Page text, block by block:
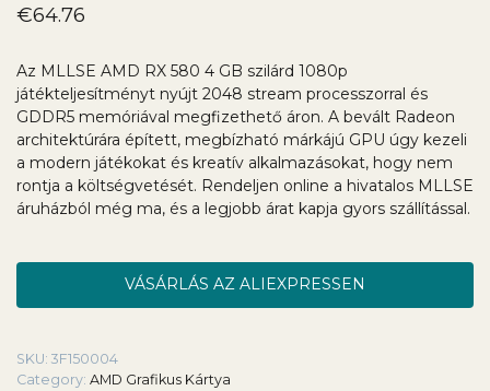
€64.76
Az MLLSE AMD RX 580 4 GB szilárd 1080p
játékteljesítményt nyújt 2048 stream processzorral és
GDDR5 memóriával megfizethető áron. A bevált Radeon
architektúrára épített, megbízható márkájú GPU úgy kezeli
a modern játékokat és kreatív alkalmazásokat, hogy nem
rontja a költségvetését. Rendeljen online a hivatalos MLLSE
áruházból még ma, és a legjobb árat kapja gyors szállítással.
VÁSÁRLÁS AZ ALIEXPRESSEN
SKU: 3F150004
Category: AMD Grafikus Kártya